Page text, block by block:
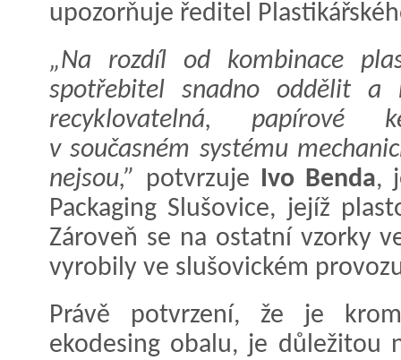
upozorňuje ředitel
„Na rozdíl od kombinace
spotřebitel snadno oddělit a
recyklovatelná, papírové
v současném systému
nejsou,” potvrzuje Ivo Benda,
Packaging Slušovice, jejíž
Zároveň se na ostatní vzorky
vyrobily ve slušovickém
Právě potvrzení, že je
ekodesing obalu, je důležitou